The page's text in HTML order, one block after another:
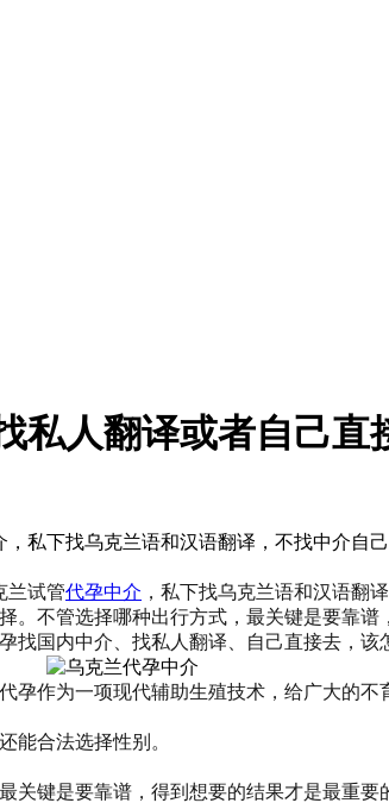
私人翻译或者自己直
私下找乌克兰语和汉语翻译，不找中介自
兰试管代孕中介 ，私下找乌克兰语和汉语翻
。不管选择哪种出行方式，最关键是要靠
找国内中介、找私人翻译、自己直接去，该
作为一项现代辅助生殖技术，给广大的
能合法选择性别。
关键是要靠谱，得到想要的结果才是最重要